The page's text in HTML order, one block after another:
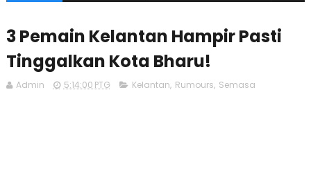
3 Pemain Kelantan Hampir Pasti
Tinggalkan Kota Bharu!
Admin 5:14:00 PTG Kelantan, Rumours, Semasa